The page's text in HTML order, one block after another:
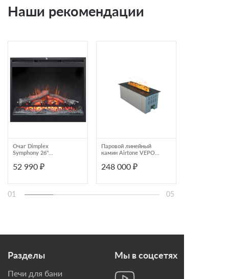
Наши рекомендации
Очаг Dimplex
Symphony 26''
52 990 ₽
Паровой линейный
камин Airtone VEPO
зеркало
248 000 ₽
01 05
Разделы
Печи для бани
Мы в соцсетях